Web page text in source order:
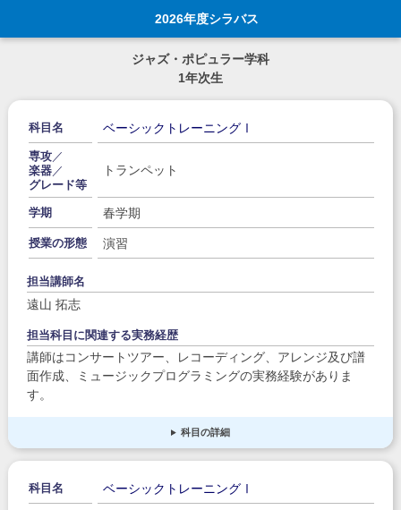
2026年度シラバス
ジャズ・ポピュラー学科
1年次生
科目名 ベーシックトレーニングⅠ
専攻／
楽器／
グレード等
トランペット
学期 春学期
授業の形態 演習
担当講師名
遠山 拓志
担当科目に関連する実務経歴
講師はコンサートツアー、レコーディング、アレンジ及び譜
面作成、ミュージックプログラミングの実務経験がありま
す。
科目の詳細
科目名 ベーシックトレーニングⅠ